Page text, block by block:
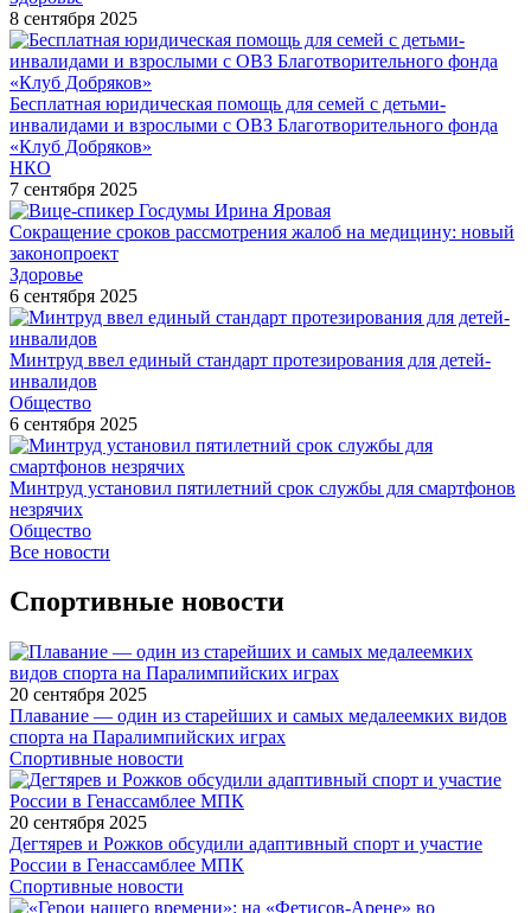
8 сентября 2025
Бесплатная юридическая помощь для семей с детьми-
инвалидами и взрослыми с ОВЗ Благотворительного фонда
«Клуб Добряков»
НКО
7 сентября 2025
Сокращение сроков рассмотрения жалоб на медицину: новый
законопроект
Здоровье
6 сентября 2025
Минтруд ввел единый стандарт протезирования для детей-
инвалидов
Общество
6 сентября 2025
Минтруд установил пятилетний срок службы для смартфонов
незрячих
Общество
Все новости
Спортивные новости
20 сентября 2025
Плавание — один из старейших и самых медалеемких видов
спорта на Паралимпийских играх
Спортивные новости
20 сентября 2025
Дегтярев и Рожков обсудили адаптивный спорт и участие
России в Генассамблее МПК
Спортивные новости